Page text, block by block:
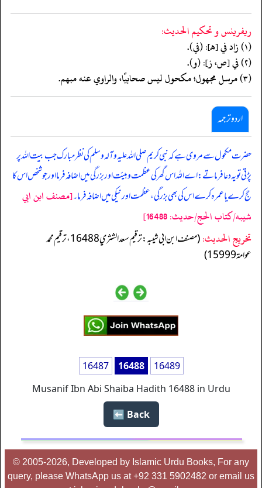
ريفرينس و تحكيم الحدیث:
(١) زاد في [هـ]: (في).
(٢) في [ص، ز]: (و).
(٣) مرسل مجهول؛ مكحول ليس صحابيًا، والراوي عنه مبهم.
اردو ترجمہ
حضرت مکحول سے مروی ہے کہ نبی کریم صلی اللہ علیہ وآلہ وسلم کی نظر مبارک جب بیت اللہ پر
پڑتی تو یہ دعا فرماتے: اے اللہ اس گھر کی عظمت و ہیئت اور بزرگی میں اضافہ فرما اور جو شخص اس کا
حج کرے یا عمرہ کرے اس کی بھی بزرگی، عظمت اور نیکی میں اضافہ فرما۔[مصنف ابن ابي
شيبه/كتاب الحج/حدیث: 16488]
تخریج الحدیث:
(مصنف ابن ابي شيبه: ترقيم سعد الشثري 16488، ترقيم محمد
عوامة 15999)
16487 16488
16489
Musanif Ibn Abi Shaiba Hadith 16488 in Urdu
Back ⬅️
© 2005-2026, Developed by Islamic Urdu Books, For any
query, please WhatsApp us at +92 331 5902482 or email us